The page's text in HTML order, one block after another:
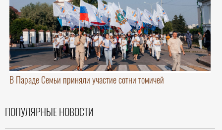
В Параде Семьи приняли участие сотни томичей
ПОПУЛЯРНЫЕ НОВОСТИ